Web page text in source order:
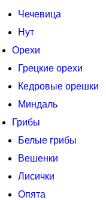
Чечевица
Нут
Орехи
Грецкие орехи
Кедровые орешки
Миндаль
Грибы
Белые грибы
Вешенки
Лисички
Опята